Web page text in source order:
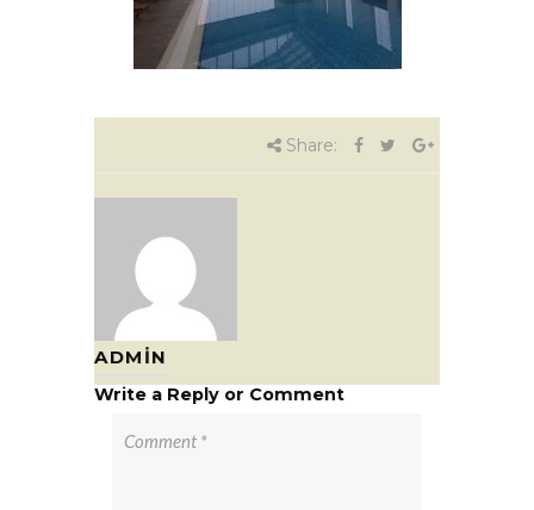
Share:
ADMIN
Write a Reply or Comment